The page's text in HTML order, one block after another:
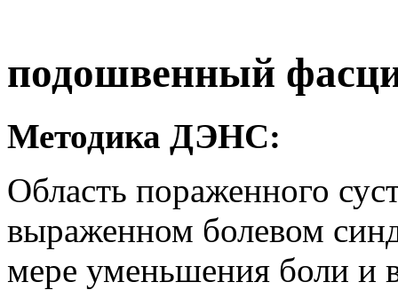
подошвенный
Методика ДЭНС:
Область пораженного
выраженном болевом
мере уменьшения боли и